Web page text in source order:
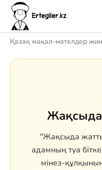
Қазақ мақал-мәтелдер
"Жақсыда
адамның туа
мінез-